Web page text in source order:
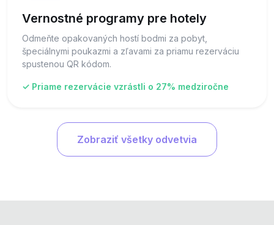
Vernostné programy pre hotely
Odmeňte opakovaných hostí bodmi za pobyt,
špeciálnymi poukazmi a zľavami za priamu rezerváciu
spustenou QR kódom.
✓ Priame rezervácie vzrástli o 27% medziročne
Zobraziť všetky odvetvia